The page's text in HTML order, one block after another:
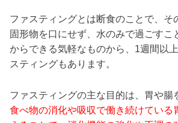
ファスティングとは断食のことで、そ
固形物を口にせず、水のみで過ごすこ
からできる気軽なものから、1週間以
スティングもあります。
ファスティングの主な目的は、胃や腸
食べ物の消化や吸収で働き続けている